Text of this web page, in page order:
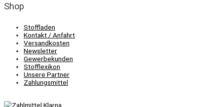
Shop
Stoffladen
Kontakt / Anfahrt
Versandkosten
Newsletter
Gewerbekunden
Stofflexikon
Unsere Partner
Zahlungsmittel